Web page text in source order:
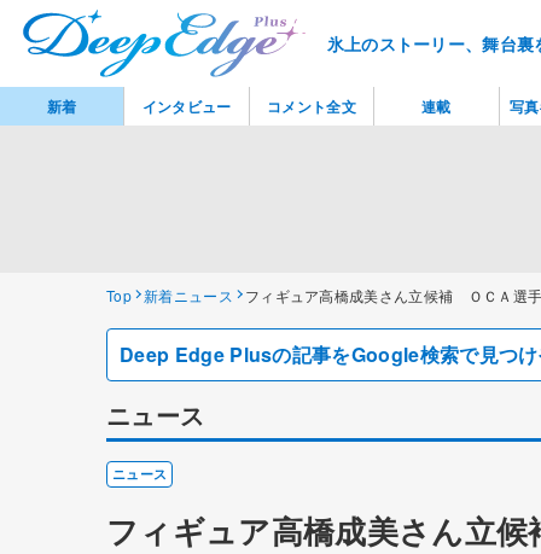
氷上のストーリー、舞台
Top 新着ニュース フィギュア高橋成美さん立候補 ＯＣＡ選
Deep Edge Plusの記事をGoogle検索で見つ
ニュース
ニュース
フィギュア高橋成美さん立
新着 インタビュー コメント全文 連載 写